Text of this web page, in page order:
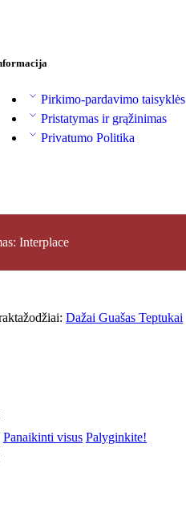
Pirkimo-pardavimo taisyklės
Pristatymas ir grąžinimas
Privatumo Politika
Interplace
Dažai Guašas Teptukai
Panaikinti visus Palyginkite!